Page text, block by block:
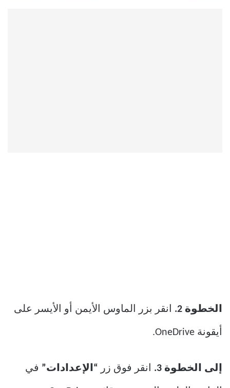
الخطوة 2. انقر بزر الماوس الأيمن أو الأيسر على
أيقونة OneDrive.
إلى الخطوة 3. انقر فوق زر “الإعدادات” في